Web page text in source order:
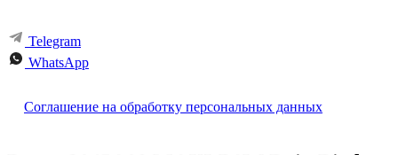
Telegram
WhatsApp
Соглашение на обработку персональных данных